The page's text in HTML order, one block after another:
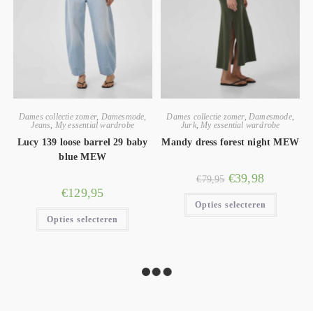
Dames collectie zomer, Damesmode
Jeans
My essential wardrobe
Lucy 139 loose barrel 29 baby
blue MEW
€129,95
Opties selecteren
Dames collectie zomer, Damesmode,
Jurk, My essential wardrobe
Mandy dress forest night MEW
€79,95 €39,98
Opties selecteren